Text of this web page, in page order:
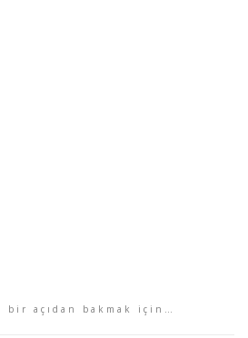
bir açıdan bakmak için…